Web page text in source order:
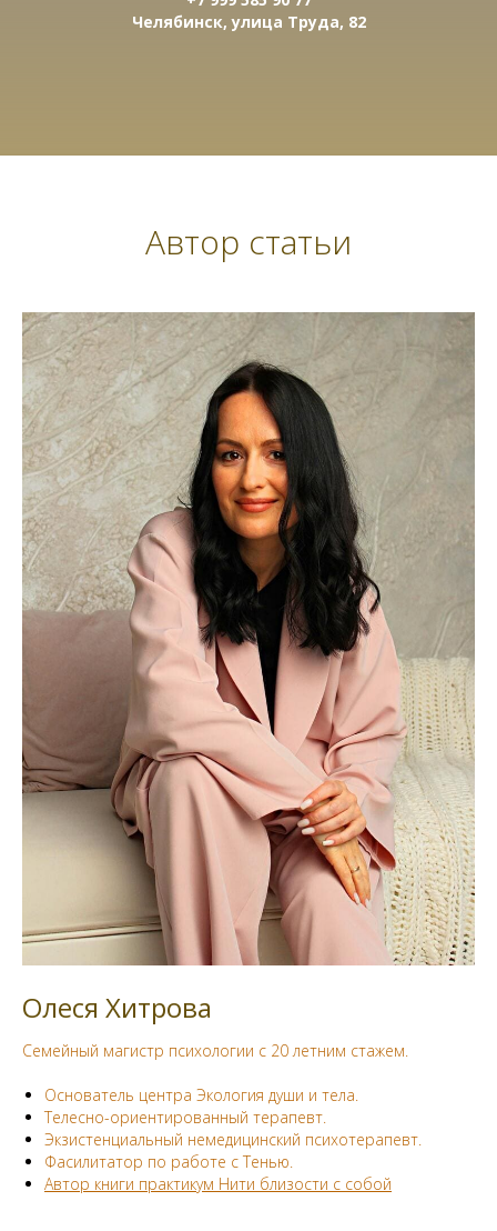
Челябинск, улица Труда, 82
Автор статьи
Олеся Хитрова
Семейный магистр психологии с 20 летним стажем.
Основатель центра Экология души и тела.
Телесно-ориентированный терапевт.
Экзистенциальный немедицинский психотерапевт.
Фасилитатор по работе с Тенью.
Автор книги практикум Нити близости с собой